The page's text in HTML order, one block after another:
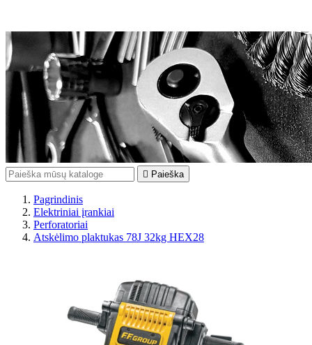
 Paieška
Pagrindinis
Elektriniai įrankiai
Perforatoriai
Atskėlimo plaktukas 78J 32kg HEX28